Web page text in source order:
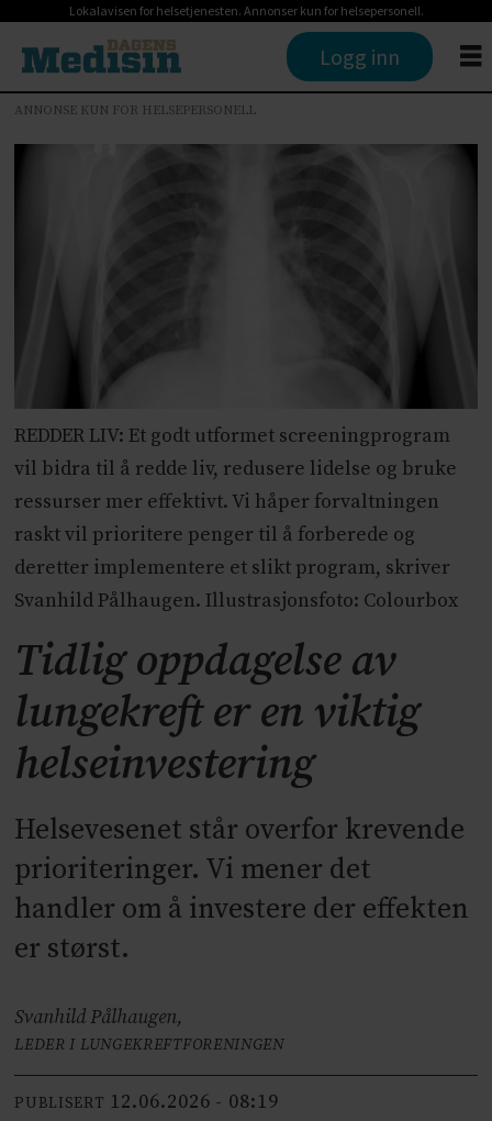
Lokalavisen for helsetjenesten. Annonser kun for helsepersonell.
Logg inn
ANNONSE KUN FOR HELSEPERSONELL
REDDER LIV: Et godt utformet screeningprogram
vil bidra til å redde liv, redusere lidelse og bruke
ressurser mer effektivt. Vi håper forvaltningen
raskt vil prioritere penger til å forberede og
deretter implementere et slikt program, skriver
Svanhild Pålhaugen. Illustrasjonsfoto: Colourbox
Tidlig oppdagelse av
lungekreft er en viktig
helseinvestering
Helsevesenet står overfor krevende
prioriteringer. Vi mener det
handler om å investere der effekten
er størst.
Svanhild Pålhaugen,
LEDER I LUNGEKREFTFORENINGEN
PUBLISERT 12.06.2026 - 08:19